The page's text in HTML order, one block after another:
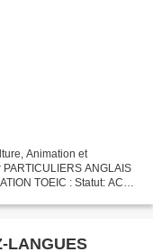
Animation et
ANGLAIS
TOEIC : Statut: ACTIF
LANGUES